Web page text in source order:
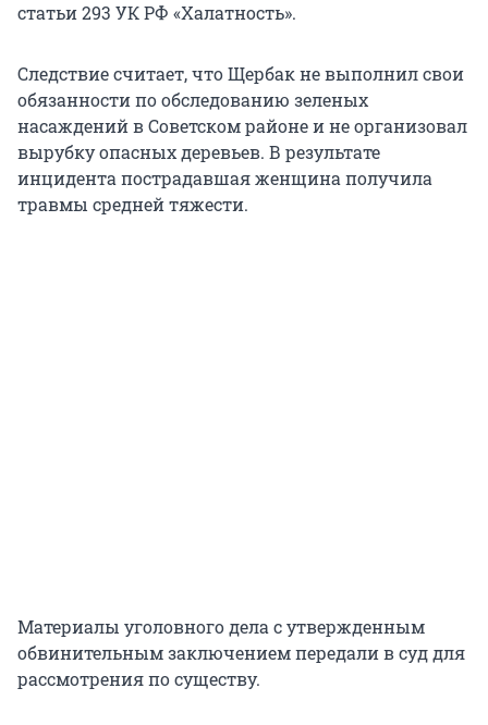
статьи 293 УК РФ «Халатность».
Следствие считает, что Щербак не выполнил свои
обязанности по обследованию зеленых
насаждений в Советском районе и не организовал
вырубку опасных деревьев. В результате
инцидента пострадавшая женщина получила
травмы средней тяжести.
Материалы уголовного дела с утвержденным
обвинительным заключением передали в суд для
рассмотрения по существу.